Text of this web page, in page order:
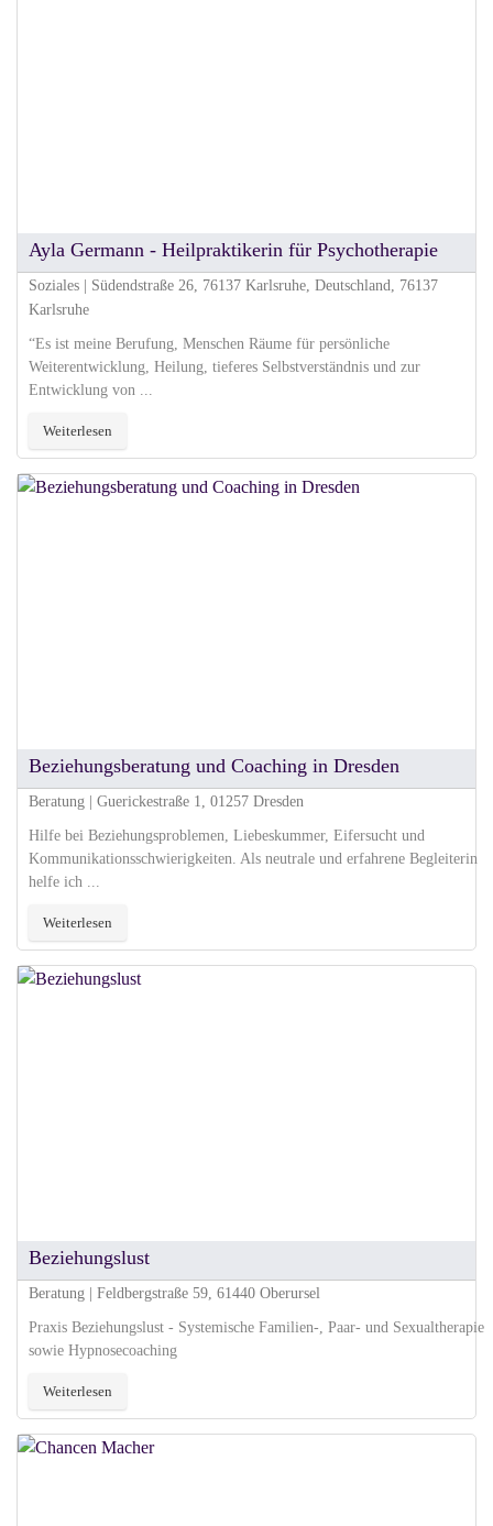
Ayla Germann - Heilpraktikerin für Psychotherapie
Soziales | Südendstraße 26, 76137 Karlsruhe, Deutschland, 76137
Karlsruhe
“Es ist meine Berufung, Menschen Räume für persönliche
Weiterentwicklung, Heilung, tieferes Selbstverständnis und zur
Entwicklung von ...
Weiterlesen
Beziehungsberatung und Coaching in Dresden
Beratung | Guerickestraße 1, 01257 Dresden
Hilfe bei Beziehungsproblemen, Liebeskummer, Eifersucht und
Kommunikationsschwierigkeiten. Als neutrale und erfahrene Begleiterin
helfe ich ...
Weiterlesen
Beziehungslust
Beratung | Feldbergstraße 59, 61440 Oberursel
Praxis Beziehungslust - Systemische Familien-, Paar- und Sexualtherapie
sowie Hypnosecoaching
Weiterlesen